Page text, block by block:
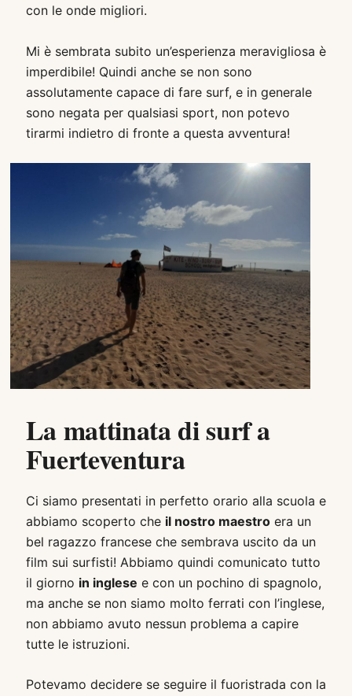
con le onde migliori.
Mi è sembrata subito un’esperienza meravigliosa è
imperdibile! Quindi anche se non sono
assolutamente capace di fare surf, e in generale
sono negata per qualsiasi sport, non potevo
tirarmi indietro di fronte a questa avventura!
La mattinata di surf a
Fuerteventura
Ci siamo presentati in perfetto orario alla scuola e
abbiamo scoperto che il nostro maestroera un
bel ragazzo francese che sembrava uscito da un
film sui surfisti! Abbiamo quindi comunicato tutto
il giorno in inglese e con un pochino di spagnolo,
ma anche se non siamo molto ferrati con l’inglese,
non abbiamo avuto nessun problema a capire
tutte le istruzioni.
Potevamo decidere se seguire il fuoristrada con la